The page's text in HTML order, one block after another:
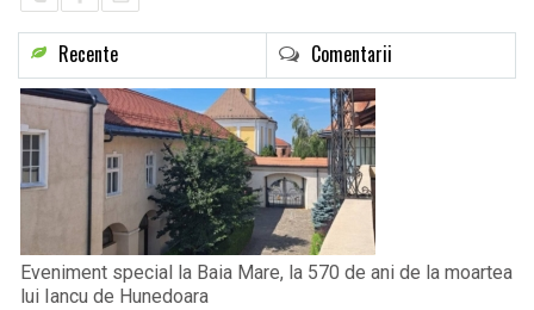
Recente Comentarii
Eveniment special la Baia Mare, la 570 de ani de la moartea
lui Iancu de Hunedoara